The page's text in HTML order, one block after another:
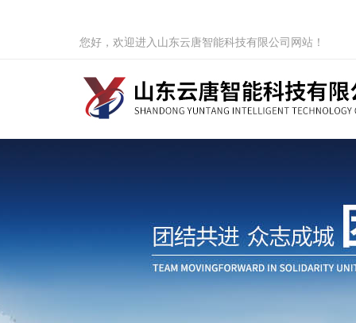
您好，欢迎进入山东云唐智能科技有限公司网站！